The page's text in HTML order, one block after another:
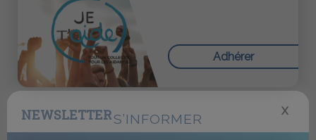
Adhérer
S’INFORMER
NEWSLETTER X